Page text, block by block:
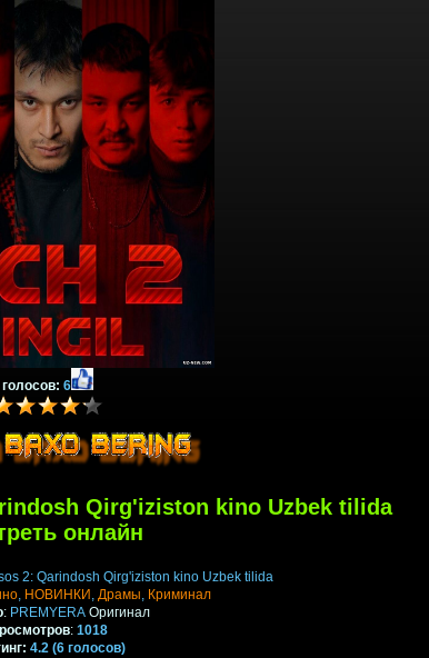
голосов: 6
Qirg'iziston kino Uzbek tilida
онлайн
2: Qarindosh Qirg'iziston kino Uzbek tilida
, НОВИНКИ , Драмы, Криминал
: PREMYERA Оригинал
: 1018
: 4.2 (6голосов)